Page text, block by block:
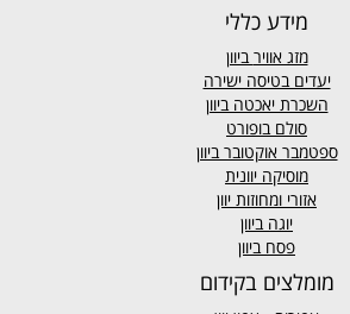
מידע כללי
מזג אווירביוון
יעדים בטיסה ישירה
השכרת יאכטה ביוון
סולם בופורט
ספטמבר אוקטובר ביוון
מוסיקה יוונית
אזורי ומחוזות יוון
יוגה ביוון
פסח ביוון
מומלצים בקידום